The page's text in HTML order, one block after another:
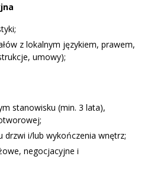
z lokalnym językiem, prawem,
umowy);
stanowisku (min. 3 lata),
drzwi i/lub wykończenia wnętrz;
negocjacyjne i